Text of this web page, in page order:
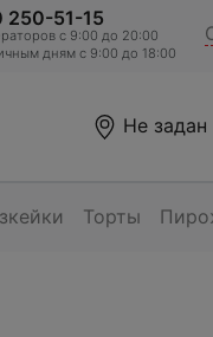
250-51-15
c 9:00 до 20:00
дням с 9:00 до 18:00
Не задан
Торты